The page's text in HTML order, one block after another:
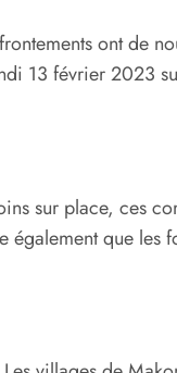
ont de
13 février 2023
sur place, ces
également que les